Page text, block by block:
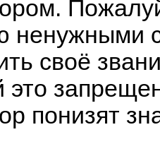
ненужными
своё
это
понизят